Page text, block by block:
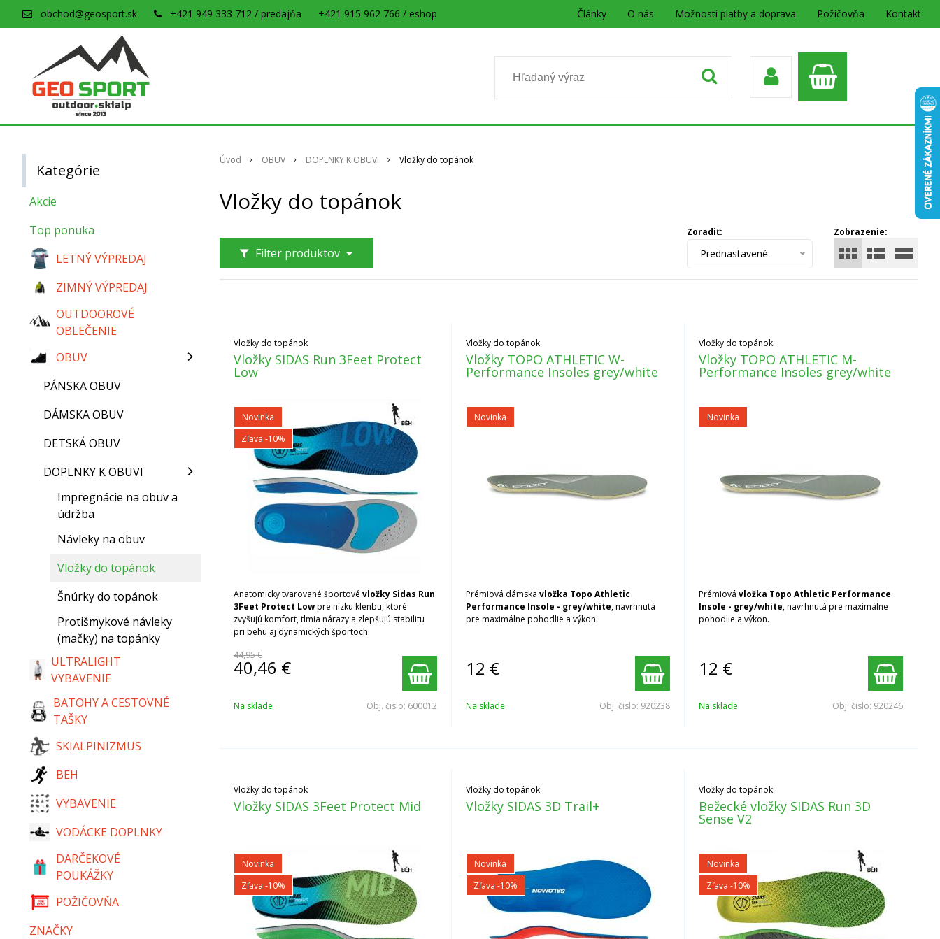
obchod@geosport.sk +421 949 333 712 / predajňa +421 915 962 766 / eshop Články O nás Možnosti platby a doprava Požičovňa Kontakt
Úvod OBUV DOPLNKY K OBUVI Vložky do topánok
Vložky do topánok
Filter produktov
Zobrazenie:
Zoradiť:
Prednastavené
Vložky do topánok
Vložky SIDAS Run 3Feet Protect
Low
Novinka
Zľava -10%
Anatomicky tvarované športové vložky Sidas Run
3Feet Protect Lowpre nízku klenbu, ktoré
zvyšujú komfort, tlmia nárazy a zlepšujú stabilitu
pri behu aj dynamických športoch.
44,95 €
40,46 €
Na sklade Obj. čislo: 600012
Vložky do topánok
Vložky TOPO ATHLETIC W-
Performance Insoles grey/white
Novinka
Prémiová dámskavložka Topo Athletic
Performance Insole - grey/white, navrhnutá
pre maximálne pohodlie a výkon.
12 €
Na sklade Obj. čislo: 920238
Vložky do topánok
Vložky TOPO ATHLETIC M-
Performance Insoles grey/white
Novinka
Prémiovávložka Topo Athletic Performance
Insole - grey/white, navrhnutá pre maximálne
pohodlie a výkon.
12 €
Na sklade Obj. čislo: 920246
Vložky do topánok
Vložky SIDAS 3Feet Protect Mid
Novinka
Zľava -10%
Vložky do topánok
Vložky SIDAS 3D Trail+
Novinka
Zľava -10%
Vložky do topánok
Bežecké vložky SIDAS Run 3D
Sense V2
Novinka
Zľava -10%
Kategórie
Akcie
Top ponuka
LETNÝ VÝPREDAJ
ZIMNÝ VÝPREDAJ
OUTDOOROVÉ
OBLEČENIE
OBUV
PÁNSKA OBUV
DÁMSKA OBUV
DETSKÁ OBUV
DOPLNKY K OBUVI
Impregnácie na obuv a
údržba
Návleky na obuv
Vložky do topánok
Šnúrky do topánok
Protišmykové návleky
(mačky) na topánky
ULTRALIGHT
VYBAVENIE
BATOHY A CESTOVNÉ
TAŠKY
SKIALPINIZMUS
BEH
VYBAVENIE
VODÁCKE DOPLNKY
DARČEKOVÉ
POUKÁŽKY
POŽIČOVŇA
ZNAČKY